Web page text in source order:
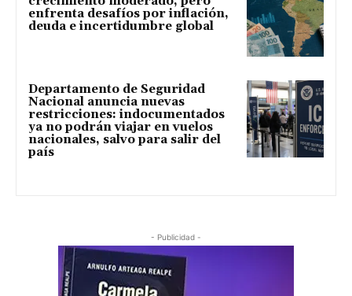
enfrenta desafíos por inflación,
deuda e incertidumbre global
Departamento de Seguridad
Nacional anuncia nuevas
restricciones: indocumentados
ya no podrán viajar en vuelos
nacionales, salvo para salir del
país
- Publicidad -